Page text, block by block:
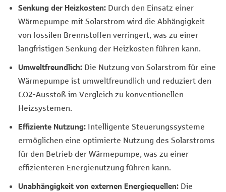
Senkung der Heizkosten: Durch den Einsatz einer
Wärmepumpe mit Solarstrom wird die Abhängigkeit
von fossilen Brennstoffen verringert, was zu einer
langfristigen Senkung der Heizkosten führen kann.
Umweltfreundlich: Die Nutzung von Solarstrom für eine
Wärmepumpe ist umweltfreundlich und reduziert den
CO2-Ausstoß im Vergleich zu konventionellen
Heizsystemen.
Effiziente Nutzung: Intelligente Steuerungssysteme
ermöglichen eine optimierte Nutzung des Solarstroms
für den Betrieb der Wärmepumpe, was zu einer
effizienteren Energienutzung führen kann.
Unabhängigkeit von externen Energiequellen: Die